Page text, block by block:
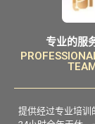
专业的服
提供经过专业培训